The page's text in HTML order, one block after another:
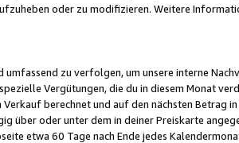
oder zu modifizieren. Weitere
zu verfolgen, um unsere interne
Vergütungen, die du in diesem Monat
berechnet und auf den nächsten Betrag
über oder unter dem in deiner Preiskarte
etwa 60 Tage nach Ende jedes